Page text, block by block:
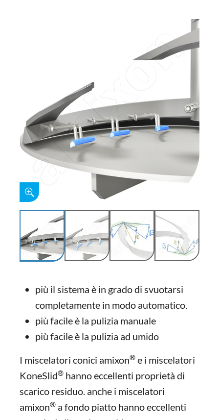
più il sistema è in grado di svuotarsi
completamente in modo automatico.
più facile è la pulizia manuale
più facile è la pulizia ad umido
I miscelatori conici amixon® e i miscelatori
KoneSlid® hanno eccellenti proprietà di
scarico residuo. anche i miscelatori
amixon® a fondo piatto hanno eccellenti